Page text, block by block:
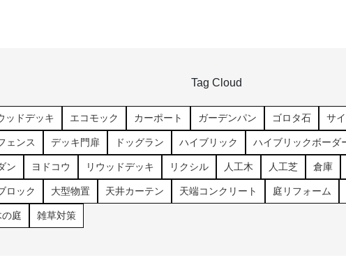
Tag Cloud
ッドデッキ エコモック カーポート ガーデンパン ゴロタ石 サ
ェンス デッキ門扉 ドッグラン ハイブリック ハイブリックボーダ
ン ヨドコウ リウッドデッキ リクシル 人工木 人工芝 倉庫
ロック 大型物置 天井カーテン 天端コンクリート 庭リフォーム
庭 雑草対策